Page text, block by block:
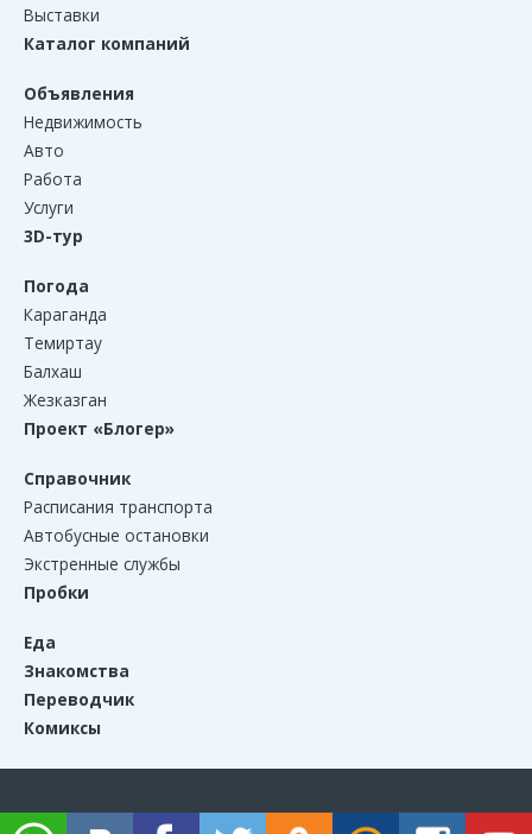
Выставки
Каталог компаний
Объявления
Недвижимость
Авто
Работа
Услуги
3D-тур
Погода
Караганда
Темиртау
Балхаш
Жезказган
Проект «Блогер»
Справочник
Расписания транспорта
Автобусные остановки
Экстренные службы
Пробки
Еда
Знакомства
Переводчик
Комиксы